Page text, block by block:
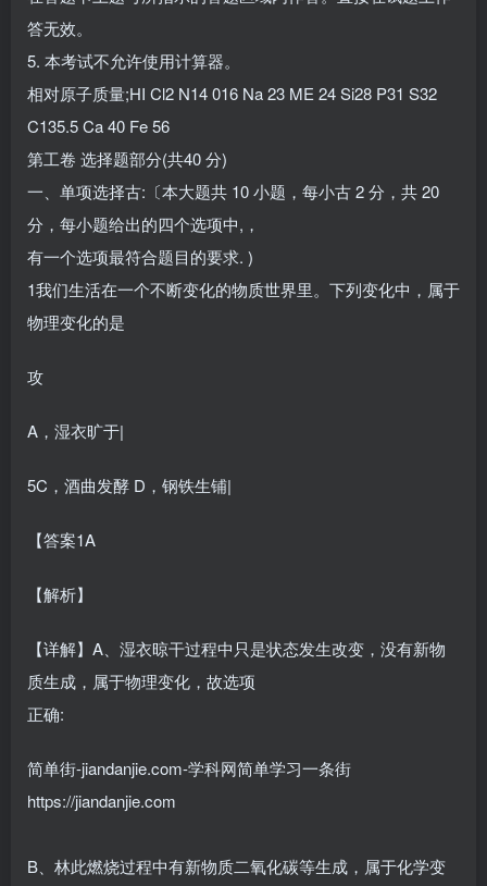
答无效。
5. 本考试不允许使用计算器。
相对原子质量;HI Cl2 N14 016 Na 23 ME 24 Si28 P31 S32
C135.5 Ca 40 Fe 56
第工卷 选择题部分(共40 分)
一、单项选择古:〔本大题共 10 小题，每小古 2 分，共 20
分，每小题给出的四个选项中,，
有一个选项最符合题目的要求. )
1我们生活在一个不断变化的物质世界里。下列变化中，属于
物理变化的是
攻
A，湿衣旷于|
5C，酒曲发酵 D，钢铁生铺|
【答案1A
【解析】
【详解】A、湿衣晾干过程中只是状态发生改变，没有新物
质生成，属于物理变化，故选项
正确:
简单街-jiandanjie.com-学科网简单学习一条街
https://jiandanjie.com
B、林此燃烧过程中有新物质二氧化碳等生成，属于化学变